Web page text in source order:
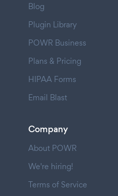
Blog
Plugin Library
POWR Business
Plans & Pricing
HIPAA Forms
Email Blast
Company
About POWR
We're hiring!
Terms of Service